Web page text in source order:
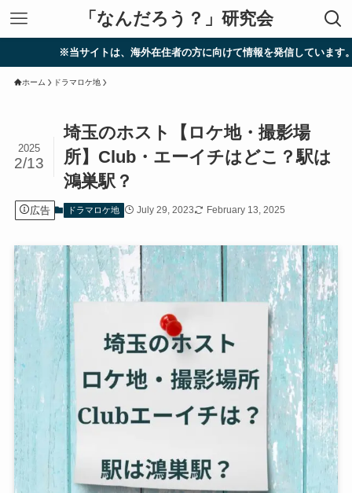
「なんだろう？」研究会
※当サイトは、海外在住者の方に向けて情報を発信しています。
ホーム ドラマロケ地
埼玉のホスト【ロケ地・撮影場
所】Club・エーイチはどこ？駅は
鴻巣駅？
2025
2/13
広告 ドラマロケ地 July 29, 2023 February 13, 2025